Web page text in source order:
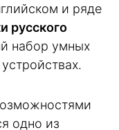
и ряде
русского
набор умных
одно из